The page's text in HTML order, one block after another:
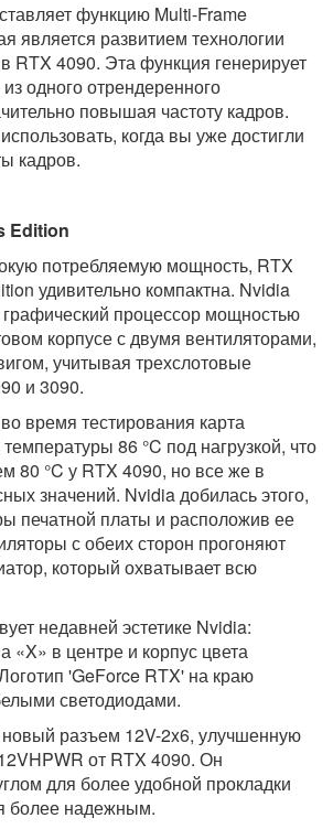
функцию Multi-Frame
является развитием технологии
RTX 4090. Эта функция генерирует
одного отрендеренного
повышая частоту кадров.
когда вы уже достигли
кадров.
Edition
потребляемую мощность, RTX
удивительно компактна. Nvidia
графический процессор мощностью
корпусе с двумя вентиляторами,
учитывая трехслотовые
и 3090.
время тестирования карта
86 °C под нагрузкой, что
80 °C у RTX 4090, но все же в
значений. Nvidia добилась этого,
печатной платы и расположив ее
с обеих сторон прогоняют
который охватывает всю
недавней эстетике Nvidia:
«X» в центре и корпус цвета
'GeForce RTX' на краю
светодиодами.
новый разъем 12V-2x6, улучшенную
от RTX 4090. Он
для более удобной прокладки
более надежным.